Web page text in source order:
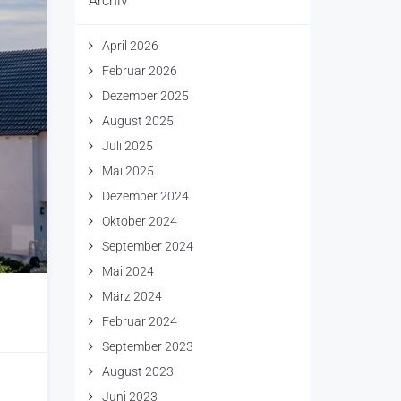
April 2026
Februar 2026
Dezember 2025
August 2025
Juli 2025
Mai 2025
Dezember 2024
Oktober 2024
September 2024
Mai 2024
März 2024
Februar 2024
September 2023
August 2023
Juni 2023